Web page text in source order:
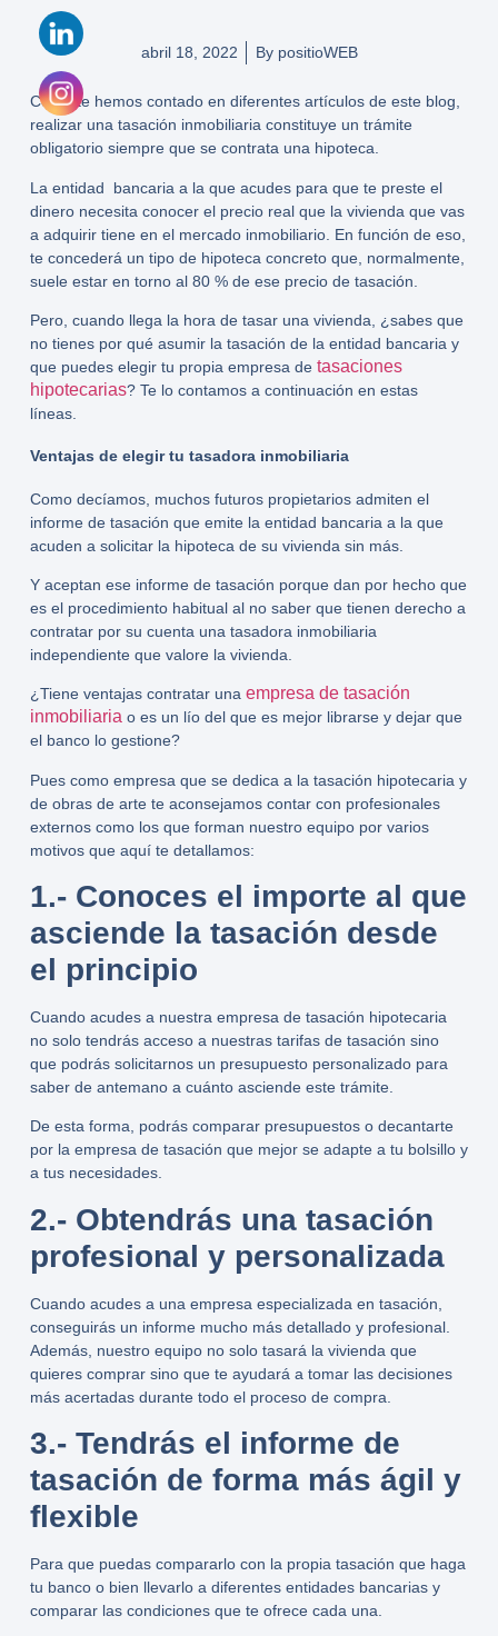
abril 18, 2022 BypositioWEB
Como te hemos contado en diferentes artículos de este blog,
realizar una tasación inmobiliaria constituye un trámite
obligatorio siempre que se contrata una hipoteca.
La entidad bancaria a la que acudes para que te preste el
dinero necesita conocer el precio real que la vivienda que vas
a adquirir tiene en el mercado inmobiliario. En función de eso,
te concederá un tipo de hipoteca concreto que, normalmente,
suele estar en torno al 80 % de ese precio de tasación.
Pero, cuando llega la hora de tasar una vivienda, ¿sabes que
no tienes por qué asumir la tasación de la entidad bancaria y
que puedes elegir tu propia empresa de tasaciones
hipotecarias? Te lo contamos a continuación en estas
líneas.
Ventajas de elegir tu tasadora inmobiliaria
Como decíamos, muchos futuros propietarios admiten el
informe de tasación que emite la entidad bancaria a la que
acuden a solicitar la hipoteca de su vivienda sin más.
Y aceptan ese informe de tasación porque dan por hecho que
es el procedimiento habitual al no saber que tienen derecho a
contratar por su cuenta una tasadora inmobiliaria
independienteque valore la vivienda.
¿Tiene ventajas contratar una empresa de tasación
inmobiliariao es un lío del que es mejor librarse y dejar que
el banco lo gestione?
Pues como empresa que se dedica a la tasación hipotecaria y
de obras de artete aconsejamos contar con profesionales
externos como los que forman nuestro equipo por varios
motivos que aquí te detallamos:
1.- Conoces el importe al que
asciende la tasación desde
el principio
Cuando acudes a nuestra empresa de tasación hipotecaria
no solo tendrás acceso a nuestras tarifas de tasación sino
que podrás solicitarnos un presupuesto personalizado para
saber de antemano a cuánto asciende este trámite.
De esta forma, podrás comparar presupuestos o decantarte
por la empresa de tasación que mejor se adapte a tu bolsillo y
a tus necesidades.
2.- Obtendrás una tasación
profesional y personalizada
Cuando acudes a una empresa especializada en tasación,
conseguirás un informe mucho más detallado y profesional.
Además, nuestro equipo no solo tasará la vivienda que
quieres comprar sino que te ayudará a tomar las decisiones
más acertadas durante todo el proceso de compra.
3.- Tendrás el informe de
tasación de forma más ágil y
flexible
Para que puedas compararlo con la propia tasación que haga
tu banco o bien llevarlo a diferentes entidades bancarias y
comparar las condiciones que te ofrece cada una.